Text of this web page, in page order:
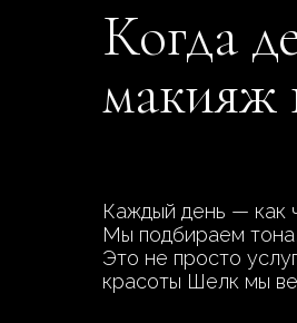
Когда
макияж
Каждый день — как
Мы подбираем тона,
Это не просто
красоты Шелк мы